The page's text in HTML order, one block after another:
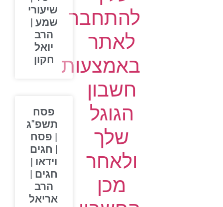
להתחבר
לאתר
באמצעות
חשבון
הגוגל
שלך
ולאחר
מכן
שיעורי
שמע |
הרב
יואל
חקון
פסח
תשפ"ג
| פסח
| חגים
וידאו |
חגים |
הרב
אריאל